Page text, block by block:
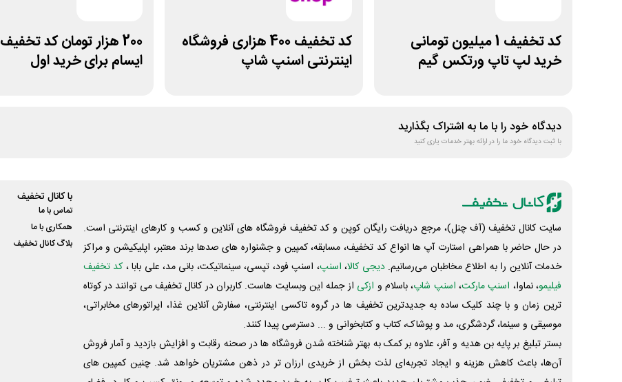
کد تخفیف 1 میلیون تومانی
خرید لپ تاپ ورتکس گیم
کد تخفیف 400 هزاری فروشگاه
اینترنتی اسنپ شاپ
200 هزار تومان کد تخفیف
ایسام برای خرید اول
دیدگاه خود را با ما به اشتراک بگذارید
با ثبت دیدگاه خود ما را در ارائه بهتر خدمات یاری کنید
سایت کانال تخفیف (آف چنل)، مرجع دریافت رایگان کوپن و کد تخفیف فروشگاه های آنلاین و کسب و‌ کارهای اینترنتی است.
در حال حاضر با همراهی استارت آپ ها انواع کد تخفیف، مسابقه، کمپین و جشنواره های صدها برند معتبر، اپلیکیشن و مراکز
خدمات آنلاین را به اطلاع مخاطبان می‌رسانیم. دیجی کالا، اسنپ، اسنپ فود، تپسی، سینماتیکت، بانی مد، علی‌ بابا ، کد تخفیف
فیلیمو، نماوا، اسنپ مارکت، اسنپ شاپ، باسلام و ازکی از جمله این وبسایت ‌هاست. کاربران در کانال تخفیف می توانند در کوتاه
ترین زمان و با چند کلیک ساده به جدیدترین تخفیف ها در گروه تاکسی اینترنتی، سفارش آنلاین غذا، اپراتورهای مخابراتی،
موسیقی و سینما، گردشگری، مد و پوشاک، کتاب و کتابخوانی و ... دسترسی پیدا کنند.
بستر تبلیغ بر پایه بن هدیه و آفر، علاوه بر کمک به بهتر شناخته شدن فروشگاه ها در صحنه رقابت و افزایش بازدید و آمار فروش
آن‌ها، باعث کاهش هزینه و ایجاد تجربه‌ای لذت بخش از خریدی ارزان تر در ذهن مشتریان خواهد شد. چنین کمپین های
با کانال تخفیف
تماس با ما
همکاری با ما
بلاگ کانال تخفیف